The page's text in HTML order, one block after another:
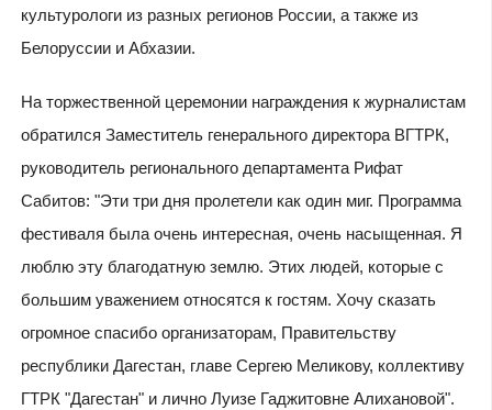
культурологи из разных регионов России, а также из
Белоруссии и Абхазии.
На торжественной церемонии награждения к журналистам
обратился Заместитель генерального директора ВГТРК,
руководитель регионального департамента Рифат
Сабитов: "Эти три дня пролетели как один миг. Программа
фестиваля была очень интересная, очень насыщенная. Я
люблю эту благодатную землю. Этих людей, которые с
большим уважением относятся к гостям. Хочу сказать
огромное спасибо организаторам, Правительству
республики Дагестан, главе Сергею Меликову, коллективу
ГТРК "Дагестан" и лично Луизе Гаджитовне Алихановой".